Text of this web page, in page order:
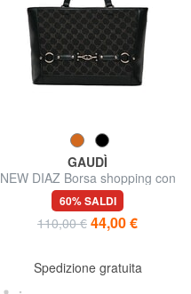
GAUDÌ
NEW DIAZ Borsa shopping con
logo jacquard
60% SALDI
110,00 € 44,00 €
Spedizione gratuita